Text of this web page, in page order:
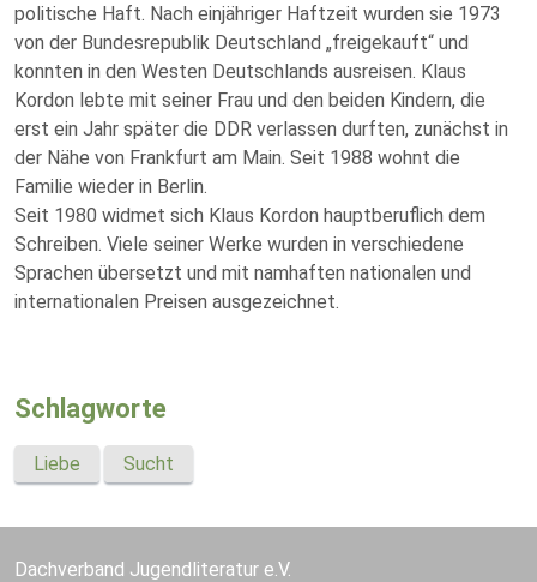
politische Haft. Nach einjähriger Haftzeit wurden sie 1973
von der Bundesrepublik Deutschland „freigekauft“ und
konnten in den Westen Deutschlands ausreisen. Klaus
Kordon lebte mit seiner Frau und den beiden Kindern, die
erst ein Jahr später die DDR verlassen durften, zunächst in
der Nähe von Frankfurt am Main. Seit 1988 wohnt die
Familie wieder in Berlin.
Seit 1980 widmet sich Klaus Kordon hauptberuflich dem
Schreiben. Viele seiner Werke wurden in verschiedene
Sprachen übersetzt und mit namhaften nationalen und
internationalen Preisen ausgezeichnet.
Schlagworte
Liebe Sucht
Dachverband Jugendliteratur e.V.